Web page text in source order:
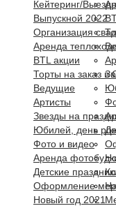
Кейтеринг/
Выпускной 2022
Организация
Аренда
BTL акции
Торты на заказ в
Ведущие
Артисты
Звезды на
Юбилей, день
Фото и видео
Аренда
Детские
Оформление
Новый год 2021